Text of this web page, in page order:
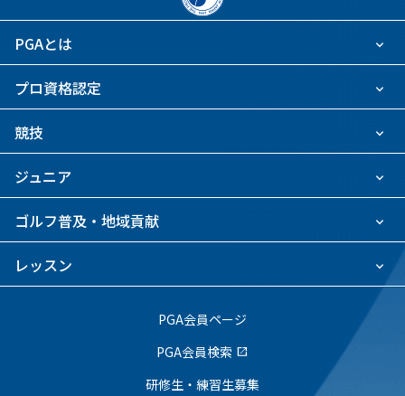
PGAとは
プロ資格認定
競技
ジュニア
ゴルフ普及・地域貢献
レッスン
PGA会員ページ
PGA会員検索 open_in_new
研修生・練習生募集